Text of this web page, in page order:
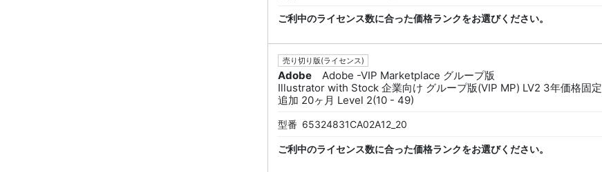
ご利中のライセンス数に合った価格ランクをお選びください。
売り切り版(ライセンス)
Adobe
Adobe -VIP Marketplace グループ版
Illustrator with Stock 企業向け グループ版(VIP MP) LV2 3年価格固定
追加 20ヶ月 Level 2(10 - 49)
型番 65324831CA02A12_20
ご利中のライセンス数に合った価格ランクをお選びください。